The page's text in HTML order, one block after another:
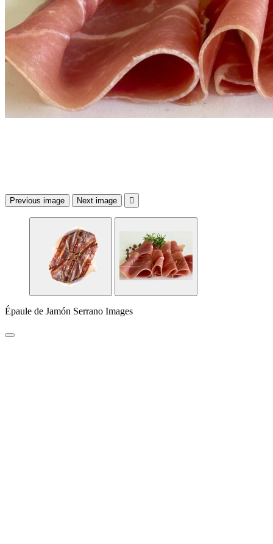
Previous image Next image 
Épaule de Jamón Serrano Images